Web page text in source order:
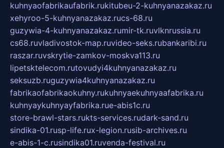
kuhnyaofabrikaufabrik.rukitubeu-2-kuhnyanazakaz.ru
xehyroo-5-kuhnyanazakaz.rucs-68.ru
guzywia-4-kuhnyanazakaz.rumir-tk.ruvlknrussia.ru
cs68.ruvladivostok-map.ruvideo-seks.rubankaribi.ru
raszar.ruvskrytie-zamkov-moskva113.ru
lipetsktelecom.rutovudyi4kuhnyanazakaz.ru
seksuzb.ruguzywia4kuhnyanazakaz.ru
fabrikaofabrikaokuhny.rukuhnyaekuhnyaafabrika.ru
kuhnyaykuhnyayfabrika.rue-abis1c.ru
store-brawl-stars.rukts-services.rudark-sand.ru
sindika-01.rusp-life.rux-legion.rusib-archives.ru
e-abis-1-c.rusindika01.ruvenda-festival.ru